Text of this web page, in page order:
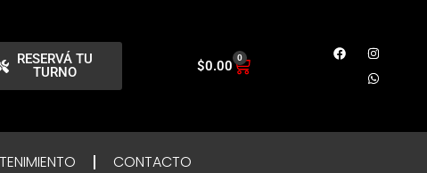
RESERVÁ TU
TURNO
$0.00 0
CONTACTO